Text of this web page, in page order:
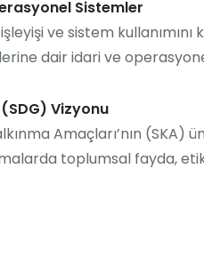
Sistemler
ve sistem
dair idari ve
Vizyonu
Amaçları’nın
toplumsal fayda,